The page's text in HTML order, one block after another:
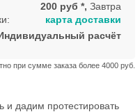
200 руб *, Завтра
при сумме заказа более 4000 руб.
карта доставки
расчёт
дадим протестировать